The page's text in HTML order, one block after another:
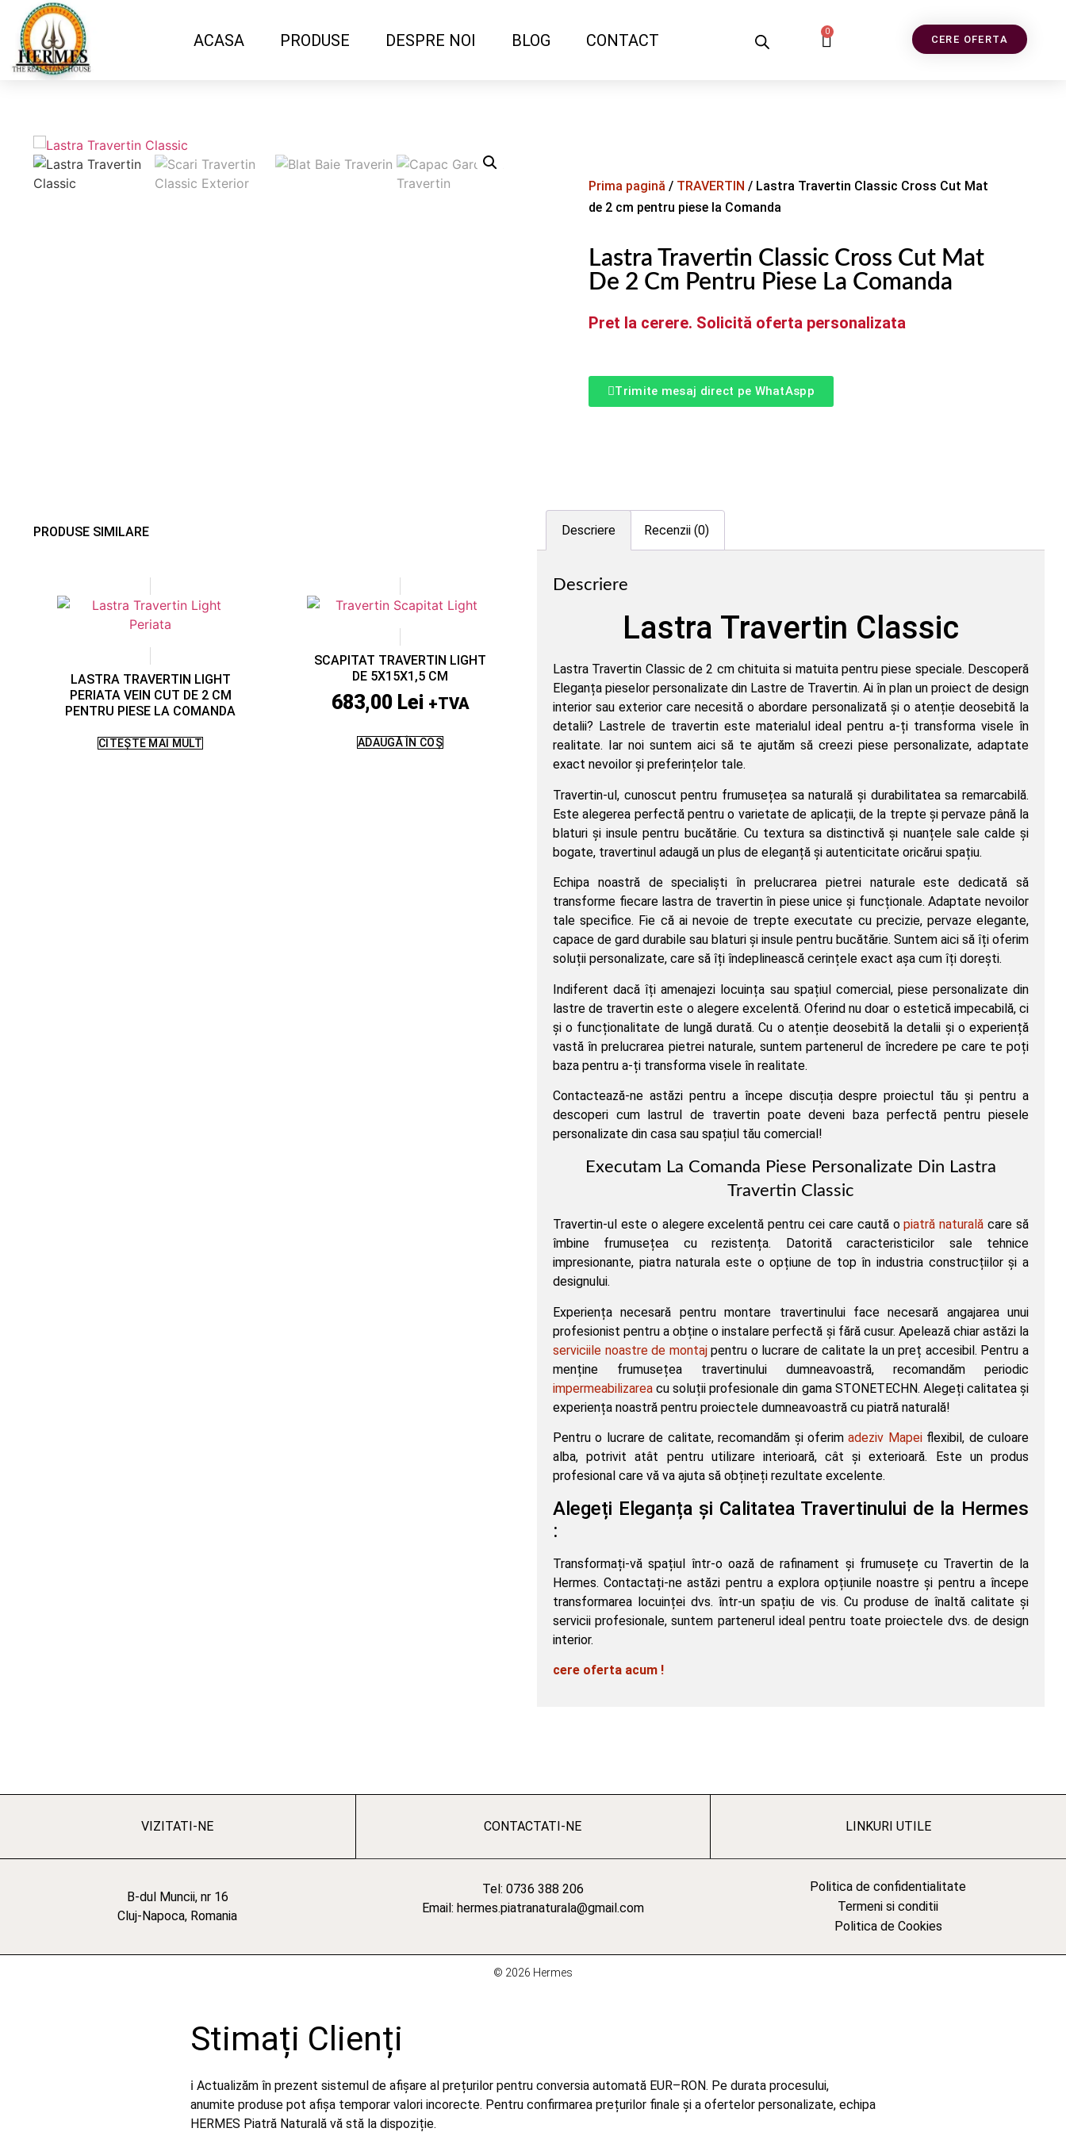
ACASA PRODUSE DESPRE NOI BLOG CONTACT 0
CERE OFERTA
Prima pagină / TRAVERTIN / Lastra Travertin Classic Cross Cut Mat
de 2 cm pentru piese la Comanda
Lastra Travertin Classic Cross Cut Mat
De 2 Cm Pentru Piese La Comanda
Pret la cerere. Solicită oferta personalizata
Trimite mesaj direct pe WhatAspp
PRODUSE SIMILARE
LASTRA TRAVERTIN LIGHT
PERIATA VEIN CUT DE 2 CM
PENTRU PIESE LA COMANDA
CITEȘTE MAI MULT
SCAPITAT TRAVERTIN LIGHT
DE 5X15X1,5 CM
683,00 Lei +TVA
ADAUGĂ ÎN COȘ
Descriere Recenzii (0)
Descriere
Lastra Travertin Classic
Lastra Travertin Classic de 2 cm chituita si matuita pentru piese speciale. Descoperă
Eleganța pieselor personalizate din Lastre de Travertin. Ai în plan un proiect de design
interior sau exterior care necesită o abordare personalizată și o atenție deosebită la
detalii? Lastrele de travertin este materialul ideal pentru a-ți transforma visele în
realitate. Iar noi suntem aici să te ajutăm să creezi piese personalizate, adaptate
exact nevoilor și preferințelor tale.
Travertin-ul, cunoscut pentru frumusețea sa naturală și durabilitatea sa remarcabilă.
Este alegerea perfectă pentru o varietate de aplicații, de la trepte și pervaze până la
blaturi și insule pentru bucătărie. Cu textura sa distinctivă și nuanțele sale calde și
bogate, travertinul adaugă un plus de eleganță și autenticitate oricărui spațiu.
Echipa noastră de specialiști în prelucrarea pietrei naturale este dedicată să
transforme fiecare lastra de travertin în piese unice și funcționale. Adaptate nevoilor
tale specifice. Fie că ai nevoie de trepte executate cu precizie, pervaze elegante,
capace de gard durabile sau blaturi și insule pentru bucătărie. Suntem aici să îți oferim
soluții personalizate, care să îți îndeplinească cerințele exact așa cum îți dorești.
Indiferent dacă îți amenajezi locuința sau spațiul comercial, piese personalizate din
lastre de travertin este o alegere excelentă. Oferind nu doar o estetică impecabilă, ci
și o funcționalitate de lungă durată. Cu o atenție deosebită la detalii și o experiență
vastă în prelucrarea pietrei naturale, suntem partenerul de încredere pe care te poți
baza pentru a-ți transforma visele în realitate.
Contactează-ne astăzi pentru a începe discuția despre proiectul tău și pentru a
descoperi cum lastrul de travertin poate deveni baza perfectă pentru piesele
personalizate din casa sau spațiul tău comercial!
Executam La Comanda Piese Personalizate Din Lastra
Travertin Classic
Travertin-ul este o alegere excelentă pentru cei care caută opiatră naturală care să
îmbine frumusețea cu rezistența. Datorită caracteristicilor sale tehnice
impresionante, piatra naturala este o opțiune de top în industria construcțiilor și a
designului.
Experiența necesară pentru montare travertinului face necesară angajarea unui
profesionist pentru a obține o instalare perfectă și fără cusur. Apelează chiar astăzi la
serviciile noastre de montajpentru o lucrare de calitate la un preț accesibil. Pentru a
menține frumusețea travertinului dumneavoastră, recomandăm periodic
impermeabilizarea cu soluții profesionale din gama STONETECHN. Alegeți calitatea și
experiența noastră pentru proiectele dumneavoastră cu piatră naturală!
Pentru o lucrare de calitate, recomandăm și oferimadeziv Mapeiflexibil, de culoare
alba, potrivit atât pentru utilizare interioară, cât și exterioară. Este un produs
profesional care vă va ajuta să obțineți rezultate excelente.
Alegeți Eleganța și Calitatea Travertinului de la Hermes
:
Transformați-vă spațiul într-o oază de rafinament și frumusețe cu Travertin de la
Hermes. Contactați-ne astăzi pentru a explora opțiunile noastre și pentru a începe
transformarea locuinței dvs. într-un spațiu de vis. Cu produse de înaltă calitate și
servicii profesionale, suntem partenerul ideal pentru toate proiectele dvs. de design
interior.
cere oferta acum !
VIZITATI-NE
B-dul Muncii, nr 16
Cluj-Napoca, Romania
CONTACTATI-NE
Tel: 0736 388 206
Email: hermes.piatranaturala@gmail.com
LINKURI UTILE
Politica de confidentialitate
Termeni si conditii
Politica de Cookies
© 2026 Hermes
Stimați Clienți
ℹ️ Actualizăm în prezent sistemul de afișare al prețurilor pentru conversia automată EUR–RON. Pe durata procesului,
anumite produse pot afișa temporar valori incorecte. Pentru confirmarea prețurilor finale și a ofertelor personalizate, echipa
HERMES Piatră Naturală vă stă la dispoziție.